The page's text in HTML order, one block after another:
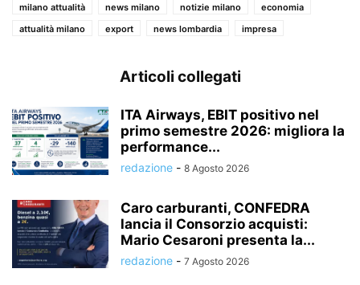
milano attualità
news milano notizie milano
economia
attualità milano
export news lombardia impresa
Articoli collegati
ITA Airways, EBIT positivo nel
primo semestre 2026: migliora la
performance...
redazione - 8 Agosto 2026
Caro carburanti, CONFEDRA
lancia il Consorzio acquisti:
Mario Cesaroni presenta la...
redazione - 7 Agosto 2026